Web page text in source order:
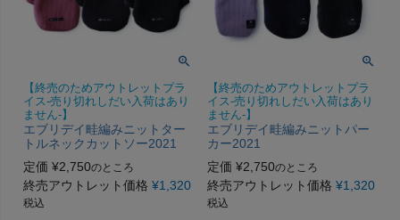
【終売のためアウトレットプラ
イス-売り切れしだい入荷はあり
ません-】
エブリデイ畦編みニットター
トルネックカットソー2021
定価 ¥2,750のところ
終売アウトレット価格 ¥1,320
税込
【終売のためアウトレットプラ
イス-売り切れしだい入荷はあり
ません-】
エブリデイ畦編みニットパー
カー2021
定価 ¥2,750のところ
終売アウトレット価格 ¥1,320
税込